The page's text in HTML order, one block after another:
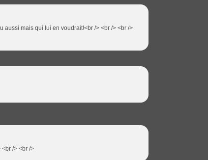
aussi mais qui lui en voudrait!<br /> <br /> <br />
<br /> <br />